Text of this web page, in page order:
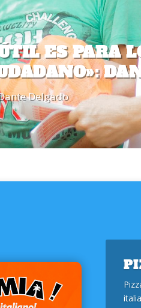
ES PARA
Delgado